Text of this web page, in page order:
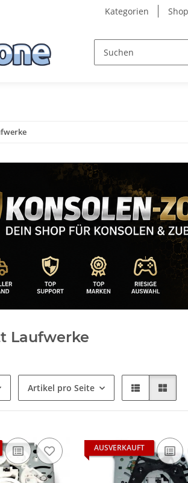
Kategorien Shop
Laufwerke
Artikel pro Seite
AUSVERKAUFT